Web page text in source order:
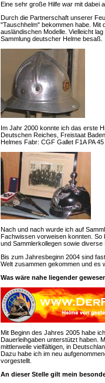
Eine sehr große Hilfe war mit dabei
Durch die Partnerschaft unserer
"Tauschhelm" bekommen habe. Mit
ausländischen Modelle. Vielleicht
Sammlung deutscher Helme besaß.
Im Jahr 2000 konnte ich das erste
Deutschen Reiches, Freistaat
Helmes Fabr: CGF Gallet F1A PA
Nach und nach wurde ich auf
Fachwissen vorweisen konnten. So
und Sammlerkollegen sowie
Bis zum Jahresbeginn 2004 sind
Welt zusammen gekommen und es
Was wäre nahe liegender
Mit Beginn des Jahres 2005 habe
Dauerleihgaben unterstützt haben.
mittlerweile vielfältigen, in
Dazu habe ich im neu
vorgestellt.
An dieser Stelle gilt mein